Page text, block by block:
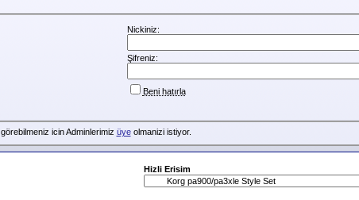
Nickiniz:
Şifreniz:
Beni hatırla
icin Adminlerimiz üyeolmanizi istiyor.
Hizli Erisim